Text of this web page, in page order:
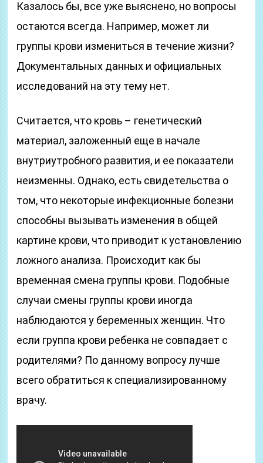
Казалось бы, все уже выяснено, но вопросы
остаются всегда. Например, может ли
группы крови измениться в течение жизни?
Документальных данных и официальных
исследований на эту тему нет.
Считается, что кровь – генетический
материал, заложенный еще в начале
внутриутробного развития, и ее показатели
неизменны. Однако, есть свидетельства о
том, что некоторые инфекционные болезни
способны вызывать изменения в общей
картине крови, что приводит к установлению
ложного анализа. Происходит как бы
временная смена группы крови. Подобные
случаи смены группы крови иногда
наблюдаются у беременных женщин. Что
если группа крови ребенка не совпадает с
родителями? По данному вопросу лучше
всего обратиться к специализированному
врачу.